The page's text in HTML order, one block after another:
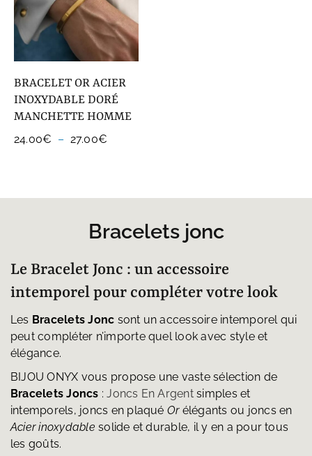
BRACELET OR ACIER
INOXYDABLE DORÉ
MANCHETTE HOMME
24.00€ – 27.00€
Bracelets jonc
Le Bracelet Jonc : un accessoire
intemporel pour compléter votre look
Les Bracelets Jonc sont un accessoire intemporel qui
peut compléter n’importe quel look avec style et
élégance.
BIJOU ONYX vous propose une vaste sélection de
Bracelets Joncs :Joncs En Argentsimples et
intemporels, joncs en plaqué Orélégants ou joncs en
Acier inoxydable solide et durable, il y en a pour tous
les goûts.